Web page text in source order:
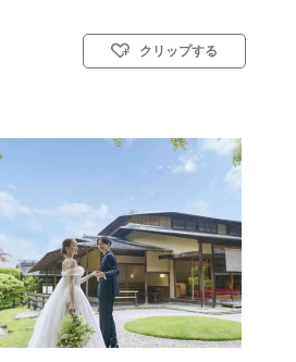
前式／和装人前式
クリップする